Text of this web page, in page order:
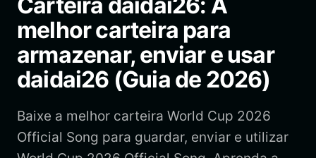
ภาษาไทย
Español
Português (Brasil)
melhor carteira para
armazenar, enviar e usar
daidai26 (Guia de 2026)
Baixe a melhor carteira World Cup 2026
Official Song para guardar, enviar e utilizar